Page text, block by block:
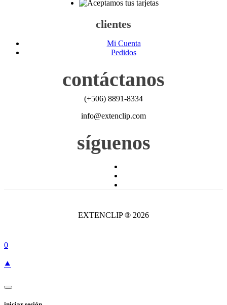
clientes
Mi Cuenta
Pedidos
contáctanos
(+506) 8891-8334
info@extenclip.com
síguenos
EXTENCLIP ® 2026
0
⯅